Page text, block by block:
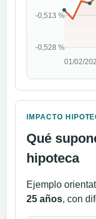
IMPACTO
Qué
hipoteca
Ejemplo
25 años, con